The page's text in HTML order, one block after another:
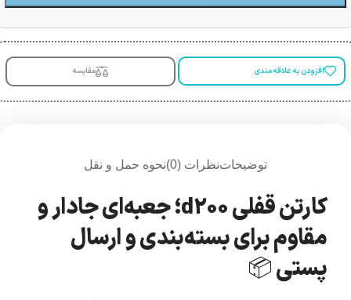
افزودن به علاقه مندی مقایسه
توضیحاتنظرات (0) نحوه حمل و نقل
کارتن قفلی d200؛ جعبه‌ای جادار و
مقاوم برای بسته‌بندی و ارسال
پستی 📦